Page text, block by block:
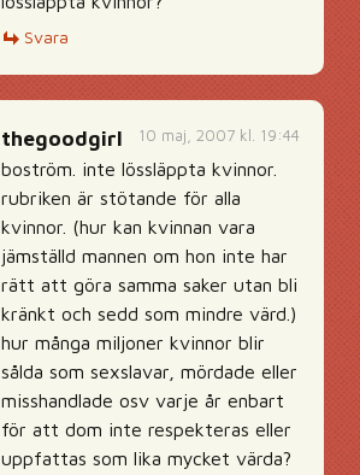
Svara
10 maj, 2007 kl. 19:44
thegoodgirl
boström. inte lössläppta kvinnor.
rubriken är stötande för alla
kvinnor. (hur kan kvinnan vara
jämställd mannen om hon inte har
rätt att göra samma saker utan bli
kränkt och sedd som mindre värd.)
hur många miljoner kvinnor blir
sålda som sexslavar, mördade eller
misshandlade osv varje år enbart
för att dom inte respekteras eller
uppfattas som lika mycket värda?